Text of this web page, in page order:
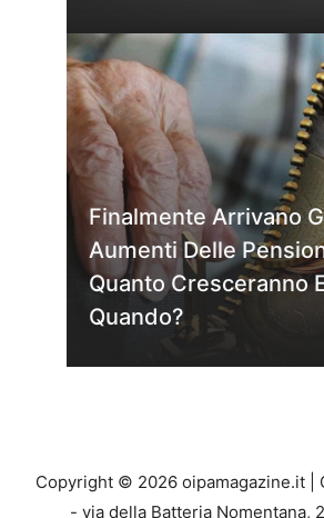
Finalmente Arrivano
Aumenti Delle
Quanto Cresceranno
Quando?
Copyright © 2026 oipamagazine.it |
- via della Batteria Nomentana,